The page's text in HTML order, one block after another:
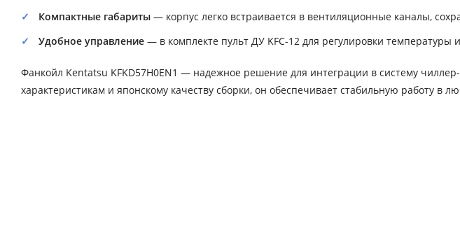
Компактные габариты — корпус легко встраивается в вентиляционные каналы,
Удобное управление — в комплекте пульт ДУ KFC-12 для регулировки температуры
Фанкойл Kentatsu KFKD57H0EN1 — надежное решение для интеграции в систему
характеристикам и японскому качеству сборки, он обеспечивает стабильную работу в